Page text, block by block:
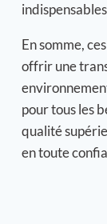
En somme,
offrir une
pour tous les
qualité
en toute